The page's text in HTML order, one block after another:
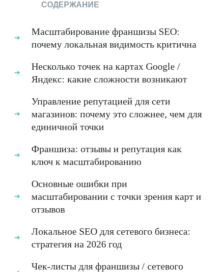
СОДЕРЖАНИЕ
Масштабирование франшизы SEO:
почему локальная видимость критична
Несколько точек на картах Google /
Яндекс: какие сложности возникают
Управление репутацией для сети
магазинов: почему это сложнее, чем для
единичной точки
Франшиза: отзывы и репутация как
ключ к масштабированию
Основные ошибки при
масштабировании с точки зрения карт и
отзывов
Локальное SEO для сетевого бизнеса:
стратегия на 2026 год
Чек-листы для франшизы / сетевого